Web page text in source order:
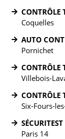
CONTRÔLE
Coquelles
AUTO
Pornichet
CONTRÔLE
Villebois-
CONTRÔLE
Six-Fours-
Paris 14